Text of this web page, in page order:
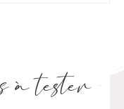
à tester